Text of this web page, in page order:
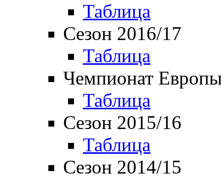
Таблица
Сезон 2016/17
Таблица
Чемпионат
Таблица
Сезон 2015/16
Таблица
Сезон 2014/15